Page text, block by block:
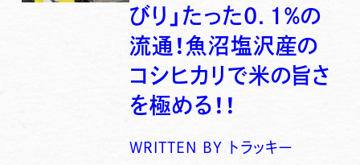
びり」たった0．1％の
流通！魚沼塩沢産の
コシヒカリで米の旨さ
を極める！！
WRITTEN BY トラッキー